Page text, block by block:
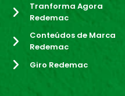
Tranforma Agora
Redemac
Conteúdos de Marca
Redemac
Giro Redemac